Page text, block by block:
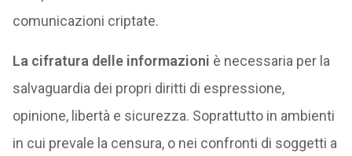
comunicazioni criptate.
La cifratura delle informazioni è necessaria per la
salvaguardia dei propri diritti di espressione,
opinione, libertà e sicurezza. Soprattutto in ambienti
in cui prevale la censura, o nei confronti di soggetti a